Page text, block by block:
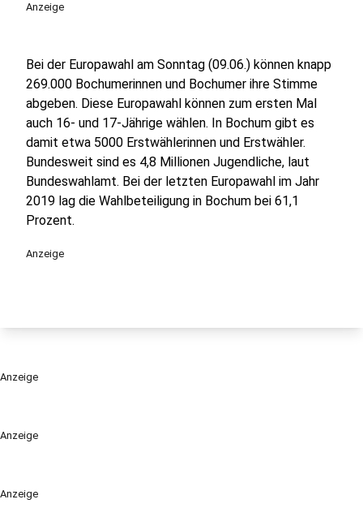
Anzeige
Anzeige
Anzeige
Bei der Europawahl am Sonntag (09.06.) können knapp
269.000 Bochumerinnen und Bochumer ihre Stimme
abgeben. Diese Europawahl können zum ersten Mal
auch 16- und 17-Jährige wählen. In Bochum gibt es
damit etwa 5000 Erstwählerinnen und Erstwähler.
Bundesweit sind es 4,8 Millionen Jugendliche, laut
Bundeswahlamt. Bei der letzten Europawahl im Jahr
2019 lag die Wahlbeteiligung in Bochum bei 61,1
Prozent.
Anzeige
Anzeige